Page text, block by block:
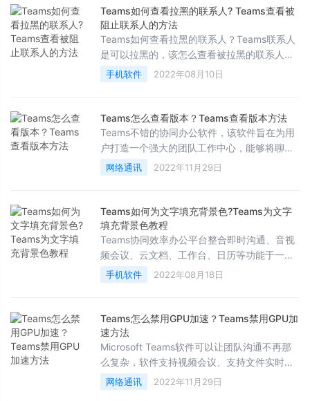
Teams如何查看拉黑的联系人? Teams查看被
阻止联系人的方法
Teams如何查看拉黑的联系人？Teams联系人
是可以拉黑的，该怎么查看被拉黑的联系人
呢？下面我们就来看看Teams查看被阻止联系
人的方法
手机软件 2022年08月10日
Teams怎么查看版本？Teams查看版本方法
Teams不错的协同办公软件，该软件旨在为用
户打造一个强大的团队工作中心，能够将聊
天、会议、呼叫、文件和应用整合到一个统一
的共享工作区中，下面来看看怎么查看软件的
网络通讯 2022年11月29日
Teams如何为文字填充背景色?Teams为文字
填充背景色教程
Teams协同效率办公平台整合即时沟通、音视
频会议、云文档、工作台、日历等功能于一
体，致力于为企业团队及个人提供更高效、更
快捷、更方便的工作协同办公方式，在这里大
手机软件 2022年08月18日
Teams怎么禁用GPU加速？Teams禁用GPU加
速方法
Microsoft Teams软件可以让团队沟通不再那
么复杂，软件支持视频会议、支持文件实时共
享还可以帮你安全的编辑文件，使用相当方
便，下面来看看在这里怎么禁用GPU加速吧
网络通讯 2022年11月29日